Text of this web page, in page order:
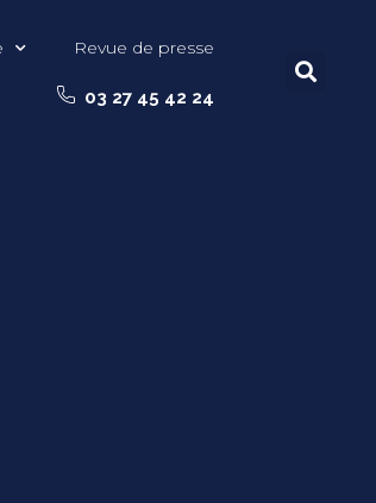
Revue de presse
03 27 45 42 24